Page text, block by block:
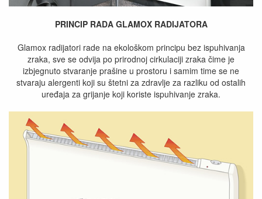
PRINCIP RADA GLAMOX RADIJATORA
Glamox radijatori rade na ekološkom principu bez ispuhivanja
zraka, sve se odvija po prirodnoj cirkulaciji zraka čime je
izbjegnuto stvaranje prašine u prostoru i samim time se ne
stvaraju alergenti koji su štetni za zdravlje za razliku od ostalih
uređaja za grijanje koji koriste ispuhivanje zraka.